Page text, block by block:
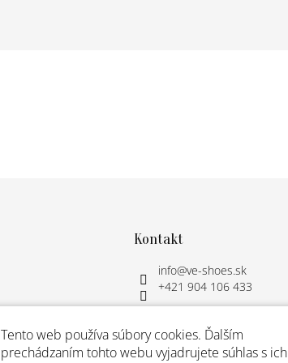
Tento web používa súbory cookies. Ďalším
prechádzaním tohto webu vyjadrujete súhlas s ich
Kontakt
info@ve-shoes.sk
+421 904 106 433